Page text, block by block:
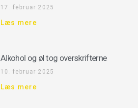
17. februar 2025
Læs mere
Alkohol og øl tog overskrifterne
10. februar 2025
Læs mere